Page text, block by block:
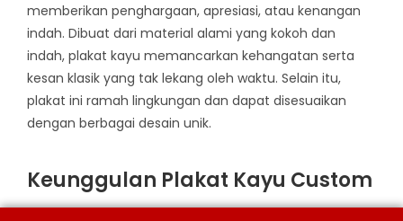
memberikan penghargaan, apresiasi, atau kenangan
indah. Dibuat dari material alami yang kokoh dan
indah, plakat kayu memancarkan kehangatan serta
kesan klasik yang tak lekang oleh waktu. Selain itu,
plakat ini ramah lingkungan dan dapat disesuaikan
dengan berbagai desain unik.
Keunggulan Plakat Kayu Custom